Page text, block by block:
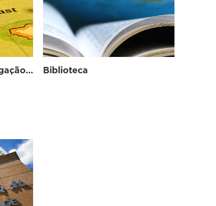
Instituições de Investigação Científica Biblioteca